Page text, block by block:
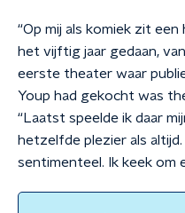
“Op mij als komiek zit
het vijftig jaar gedaan,
eerste theater waar
Youp had gekocht was
“Laatst speelde ik daar
hetzelfde plezier als
sentimenteel. Ik keek om